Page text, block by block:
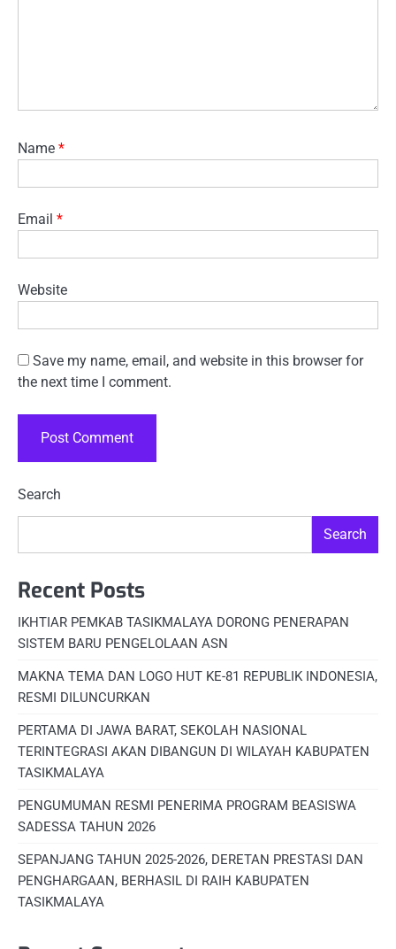
Name *
Email *
Website
Save my name, email, and website in this browser for
the next time I comment.
Search
Search
Recent Posts
IKHTIAR PEMKAB TASIKMALAYA DORONG PENERAPAN
SISTEM BARU PENGELOLAAN ASN
MAKNA TEMA DAN LOGO HUT KE-81 REPUBLIK INDONESIA,
RESMI DILUNCURKAN
PERTAMA DI JAWA BARAT, SEKOLAH NASIONAL
TERINTEGRASI AKAN DIBANGUN DI WILAYAH KABUPATEN
TASIKMALAYA
PENGUMUMAN RESMI PENERIMA PROGRAM BEASISWA
SADESSA TAHUN 2026
SEPANJANG TAHUN 2025-2026, DERETAN PRESTASI DAN
PENGHARGAAN, BERHASIL DI RAIH KABUPATEN
TASIKMALAYA